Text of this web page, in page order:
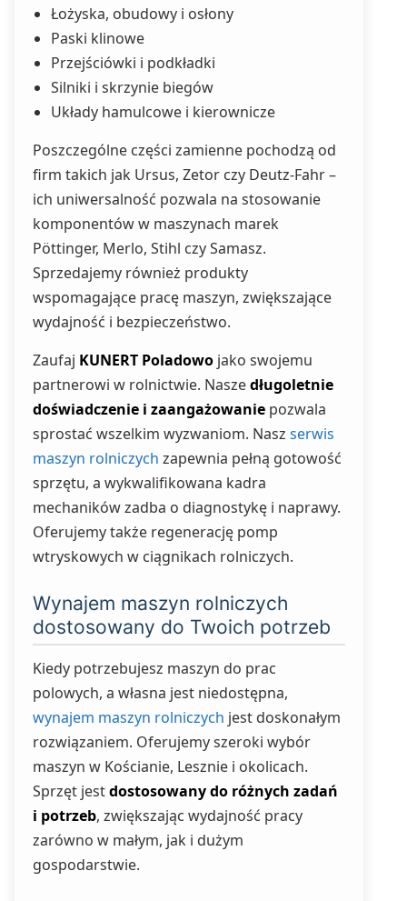
Łożyska, obudowy i osłony
Paski klinowe
Przejściówki i podkładki
Silniki i skrzynie biegów
Układy hamulcowe i kierownicze
Poszczególne części zamienne pochodzą od
firm takich jak Ursus, Zetor czy Deutz-Fahr –
ich uniwersalność pozwala na stosowanie
komponentów w maszynach marek
Pöttinger, Merlo, Stihl czy Samasz.
Sprzedajemy również produkty
wspomagające pracę maszyn, zwiększające
wydajność i bezpieczeństwo.
Zaufaj KUNERT Poladowo jako swojemu
partnerowi w rolnictwie. Naszedługoletnie
doświadczenie i zaangażowanie pozwala
sprostać wszelkim wyzwaniom. Nasz serwis
maszyn rolniczych zapewnia pełną gotowość
sprzętu, a wykwalifikowana kadra
mechaników zadba o diagnostykę i naprawy.
Oferujemy także regenerację pomp
wtryskowych w ciągnikach rolniczych.
Wynajem maszyn rolniczych
dostosowany do Twoich potrzeb
Kiedy potrzebujesz maszyn do prac
polowych, a własna jest niedostępna,
wynajem maszyn rolniczych jest doskonałym
rozwiązaniem. Oferujemy szeroki wybór
maszyn w Kościanie, Lesznie i okolicach.
Sprzęt jestdostosowany do różnych zadań
i potrzeb, zwiększając wydajność pracy
zarówno w małym, jak i dużym
gospodarstwie.